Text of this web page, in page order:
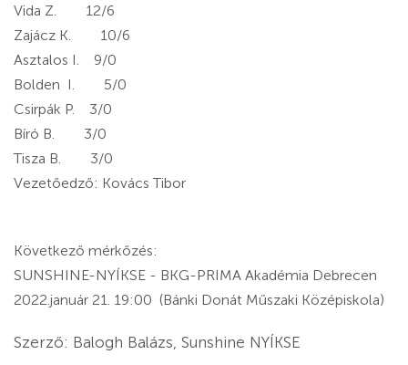
Vida Z. 12/6
Zajácz K. 10/6
Asztalos I. 9/0
Bolden I. 5/0
Csirpák P. 3/0
Bíró B. 3/0
Tisza B. 3/0
Vezetőedző: Kovács Tibor
Következő mérkőzés:
SUNSHINE-NYÍKSE - BKG-PRIMA Akadémia Debrecen
2022.január 21. 19:00 (Bánki Donát Műszaki Középiskola)
Szerző: Balogh Balázs, Sunshine NYÍKSE